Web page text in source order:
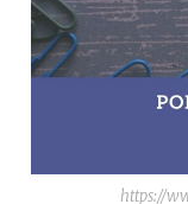
https://